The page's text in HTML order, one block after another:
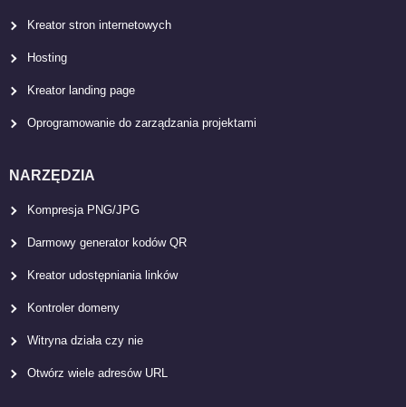
Kreator stron internetowych
Hosting
Kreator landing page
Oprogramowanie do zarządzania projektami
NARZĘDZIA
Kompresja PNG/JPG
Darmowy generator kodów QR
Kreator udostępniania linków
Kontroler domeny
Witryna działa czy nie
Otwórz wiele adresów URL